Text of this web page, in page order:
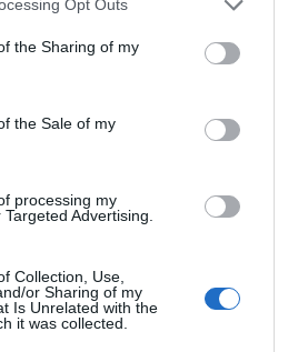
usage behaviour. You may click to
Google and its third-party tags to
specified purposes in below Google
Opt Outs
the Sharing of my
the Sale of my
processing my
Advertising.
Collection, Use,
or Sharing of my
Is Unrelated with the
it was collected.
-1,75%
producto